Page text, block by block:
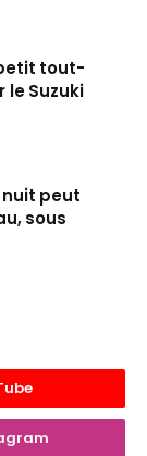
tout-
le Suzuki
nuit peut
sous